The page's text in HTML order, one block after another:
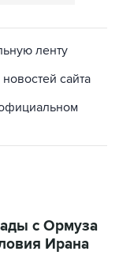
ленту
сайта
с Ормуза
Ирана